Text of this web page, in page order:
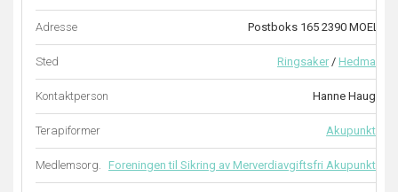
Adresse Postboks 165 2390 MOELV
Sted Ringsaker / Hedmark
Kontaktperson Hanne Hauger
Terapiformer Akupunktur
Medlemsorg. Foreningen til Sikring av Merverdiavgiftsfri Akupunktur